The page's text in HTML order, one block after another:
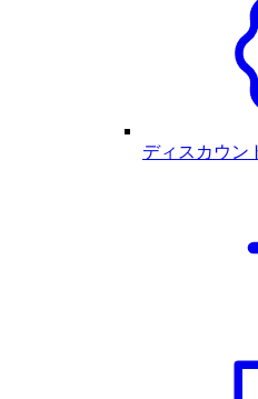
ディスカウン